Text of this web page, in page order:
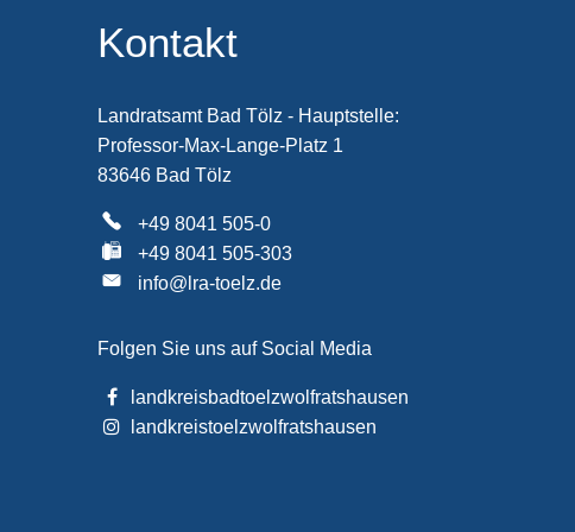
Kontakt
Landratsamt Bad Tölz - Hauptstelle:
Professor-Max-Lange-Platz 1
83646 Bad Tölz
+49 8041 505-0
+49 8041 505-303
info@lra-toelz.de
Folgen Sie uns auf Social Media
landkreisbadtoelzwolfratshausen
landkreistoelzwolfratshausen